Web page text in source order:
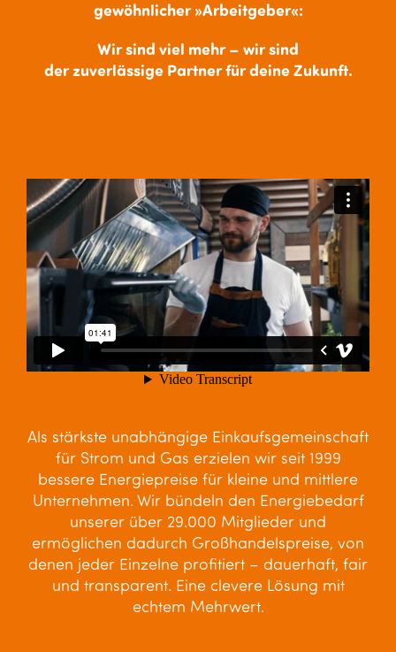
gewöhnlicher »Arbeitgeber«:
Wir sind viel mehr – wir sind
derzuverlässige Partnerfür deine Zukunft.
Als stärkste unabhängige Einkaufsgemeinschaft
für Strom und Gas erzielen wir seit 1999
bessere Energiepreise für kleine und mittlere
Unternehmen. Wir bündeln den Energiebedarf
unserer über 29.000 Mitglieder und
ermöglichen dadurch Großhandelspreise, von
denen jeder Einzelne profitiert – dauerhaft, fair
und transparent. Eine clevere Lösung mit
echtem Mehrwert.